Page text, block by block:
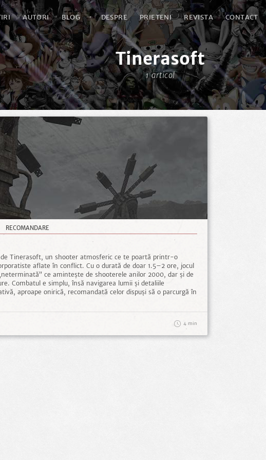
AUTORI BLOG · DESPRE PRIETENI REVISTA CONTACT
Tinerasoft
1 articol
RECOMANDARE
Tinerasoft, un shooter atmosferic ce te poartă printr-o
aflate în conflict. Cu o durată de doar 1.5–2 ore, jocul
ce amintește de shooterele anilor 2000, dar și de
Combatul e simplu, însă navigarea lumii și detaliile
aproape onirică, recomandată celor dispuși să o parcurgă în
4